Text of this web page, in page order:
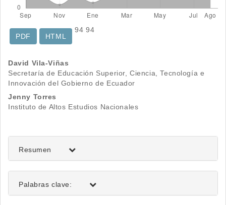
94
PDF
94
HTML
Contenido
principal
del
David Vila-Viñas
Secretaría de Educación Superior, Ciencia, Tecnología e
Innovación del Gobierno de Ecuador
Jenny Torres
Instituto de Altos Estudios Nacionales
Resumen
Palabras clave: